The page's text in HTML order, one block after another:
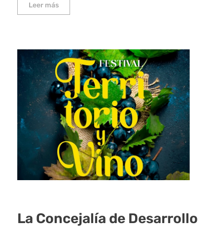
Leer más
La Concejalía de Desarrollo